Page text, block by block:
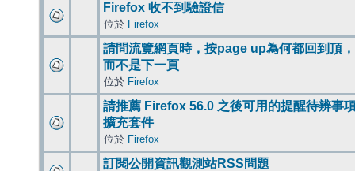
Firefox 收不到驗證信
位於 Firefox
請問流覽網頁時，按page up為何都回到頂，
而不是下一頁
位於 Firefox
請推薦 Firefox 56.0 之後可用的提醒待辨事
擴充套件
位於 Firefox
訂閱公開資訊觀測站RSS問題